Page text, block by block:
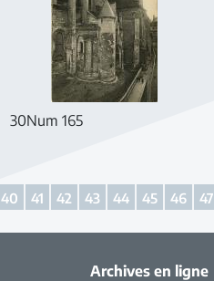
30Num 165
40 41 42 43 44 45 46 47
Archives en ligne